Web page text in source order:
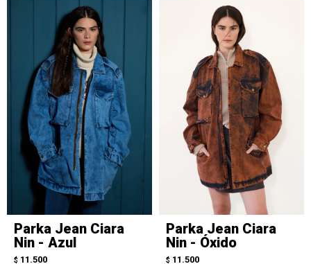
Parka Jean Ciara
Nin - Azul
$ 11.500
Parka Jean Ciara
Nin - Óxido
$ 11.500